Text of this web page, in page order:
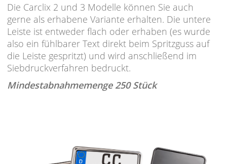
Die Carclix 2 und 3 Modelle können Sie auch
gerne als erhabene Variante erhalten. Die untere
Leiste ist entweder flach oder erhaben (es wurde
also ein fühlbarer Text direkt beim Spritzguss auf
die Leiste gespritzt) und wird anschließend im
Siebdruckverfahren bedruckt.
Mindestabnahmemenge 250 Stück